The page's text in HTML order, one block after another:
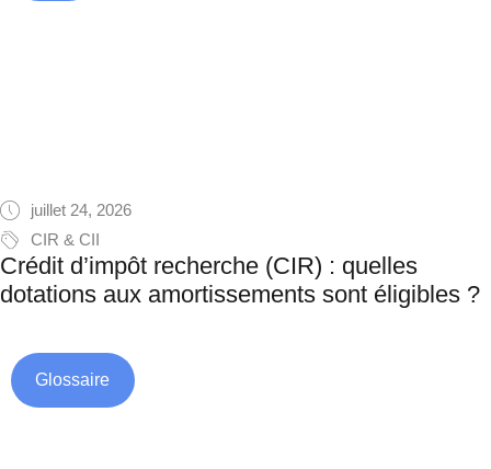
juillet 24, 2026
CIR & CII
Crédit d’impôt recherche (CIR) : quelles
dotations aux amortissements sont éligibles ?
Glossaire